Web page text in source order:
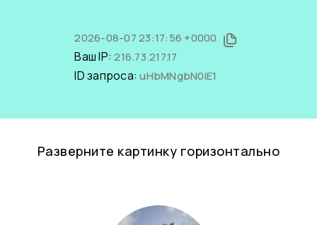
2026-08-07 23:17:56 +0000
Ваш IP:216.73.217.17
ID запроса:uHbMNgbN0iE1
Разверните картинку горизонтально